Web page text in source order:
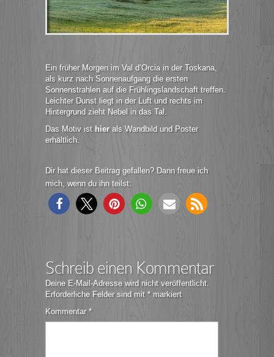
Ein früher Morgen im Val d’Orcia in der Toskana,
als kurz nach Sonnenaufgang die ersten
Sonnenstrahlen auf die Frühlingslandschaft treffen.
Leichter Dunst liegt in der Luft und rechts im
Hintergrund zieht Nebel in das Tal.
Das Motiv ist hierals Wandbild und Poster
erhältlich.
Dir hat dieser Beitrag gefallen? Dann freue ich
mich, wenn du ihn teilst:
Schreib einen Kommentar
Deine E-Mail-Adresse wird nicht veröffentlicht.
Erforderliche Felder sind mit * markiert
Kommentar*